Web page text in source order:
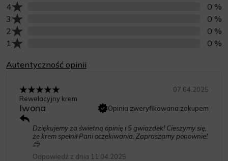
Liczba opinii z oceną
1 0 %
Liczba opinii z oceną
2 0 %
Liczba opinii z oceną
3 0 %
Liczba opinii z oceną
4 0 %
Autentyczność opinii
07.04.2025
Rewelacyjny krem
Iwona Opinia zweryfikowana zakupem
Dziękujemy za świetną opinię i 5 gwiazdek! Cieszymy się,
że krem spełnił Pani oczekiwania. Zapraszamy ponownie!
😊
Odpowiedź z dnia 11.04.2025